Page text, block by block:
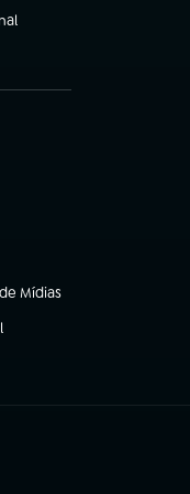
Mídias